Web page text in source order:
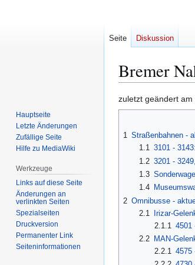
Bremer
Zur
Navigation
Zur
Suche
zuletzt geändert
1 Straßenbahnen -
1.1 3101 -
1.2 3201 -
1.3
1.4
2 Omnibusse -
2.1
Irizar-
2.1.1
4501
2.2
MAN-
2.2.1 4575
Seite Diskussion
Hauptseite
Letzte Änderungen
Zufällige Seite
Hilfe zu MediaWiki
Werkzeuge
Links auf diese Seite
Änderungen an
verlinkten Seiten
Spezialseiten
Druckversion
Permanenter Link
Seiten­­informationen